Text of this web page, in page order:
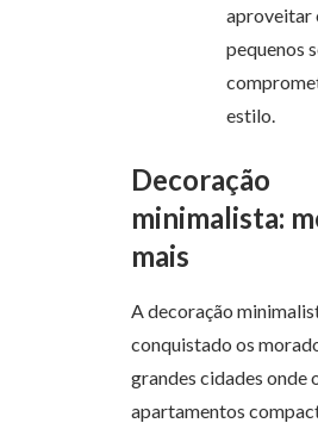
aproveitar
pequenos
estilo.
Decoração
minimalista:
mais
A decoração
conquistado os
grandes cidades onde
apartamentos